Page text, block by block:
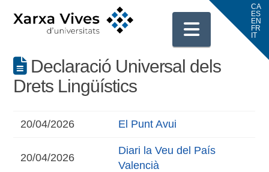
Declaració Universal dels
Drets Lingüístics
20/04/2026 El Punt Avui
20/04/2026
Diari la Veu del País
Valencià